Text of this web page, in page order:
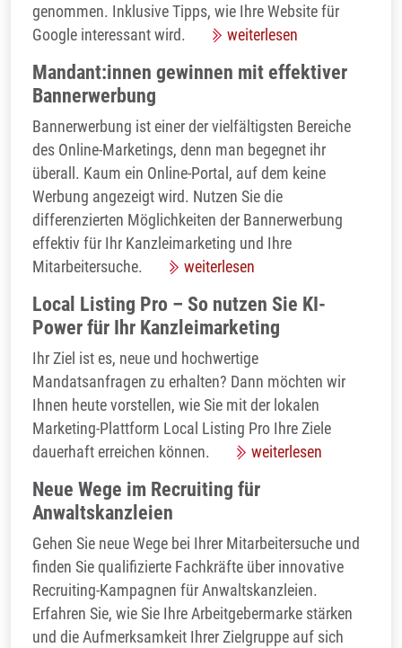
genommen. Inklusive Tipps, wie Ihre Website für
Google interessant wird.
weiterlesen
Mandant:innen gewinnen mit effektiver
Bannerwerbung
Bannerwerbung ist einer der vielfältigsten Bereiche
des Online-Marketings, denn man begegnet ihr
überall. Kaum ein Online-Portal, auf dem keine
Werbung angezeigt wird. Nutzen Sie die
differenzierten Möglichkeiten der Bannerwerbung
effektiv für Ihr Kanzleimarketing und Ihre
Mitarbeitersuche.
weiterlesen
Local Listing Pro – So nutzen Sie KI-
Power für Ihr Kanzleimarketing
Ihr Ziel ist es, neue und hochwertige
Mandatsanfragen zu erhalten? Dann möchten wir
Ihnen heute vorstellen, wie Sie mit der lokalen
Marketing-Plattform Local Listing Pro Ihre Ziele
dauerhaft erreichen können.
weiterlesen
Neue Wege im Recruiting für
Anwaltskanzleien
Gehen Sie neue Wege bei Ihrer Mitarbeitersuche und
finden Sie qualifizierte Fachkräfte über innovative
Recruiting-Kampagnen für Anwaltskanzleien.
Erfahren Sie, wie Sie Ihre Arbeitgebermarke stärken
und die Aufmerksamkeit Ihrer Zielgruppe auf sich